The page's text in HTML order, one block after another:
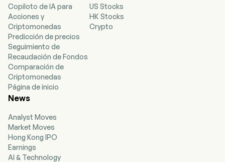
Copiloto de IA para
Acciones y
Criptomonedas
Predicción de precios
Seguimiento de
Recaudación de Fondos
Comparación de
Criptomonedas
Página de inicio
US Stocks
HK Stocks
Crypto
News
Analyst Moves
Market Moves
Hong Kong IPO
Earnings
AI & Technology